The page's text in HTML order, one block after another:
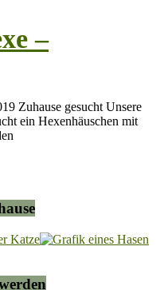
–
Zuhause gesucht Unsere
ein Hexenhäuschen mit